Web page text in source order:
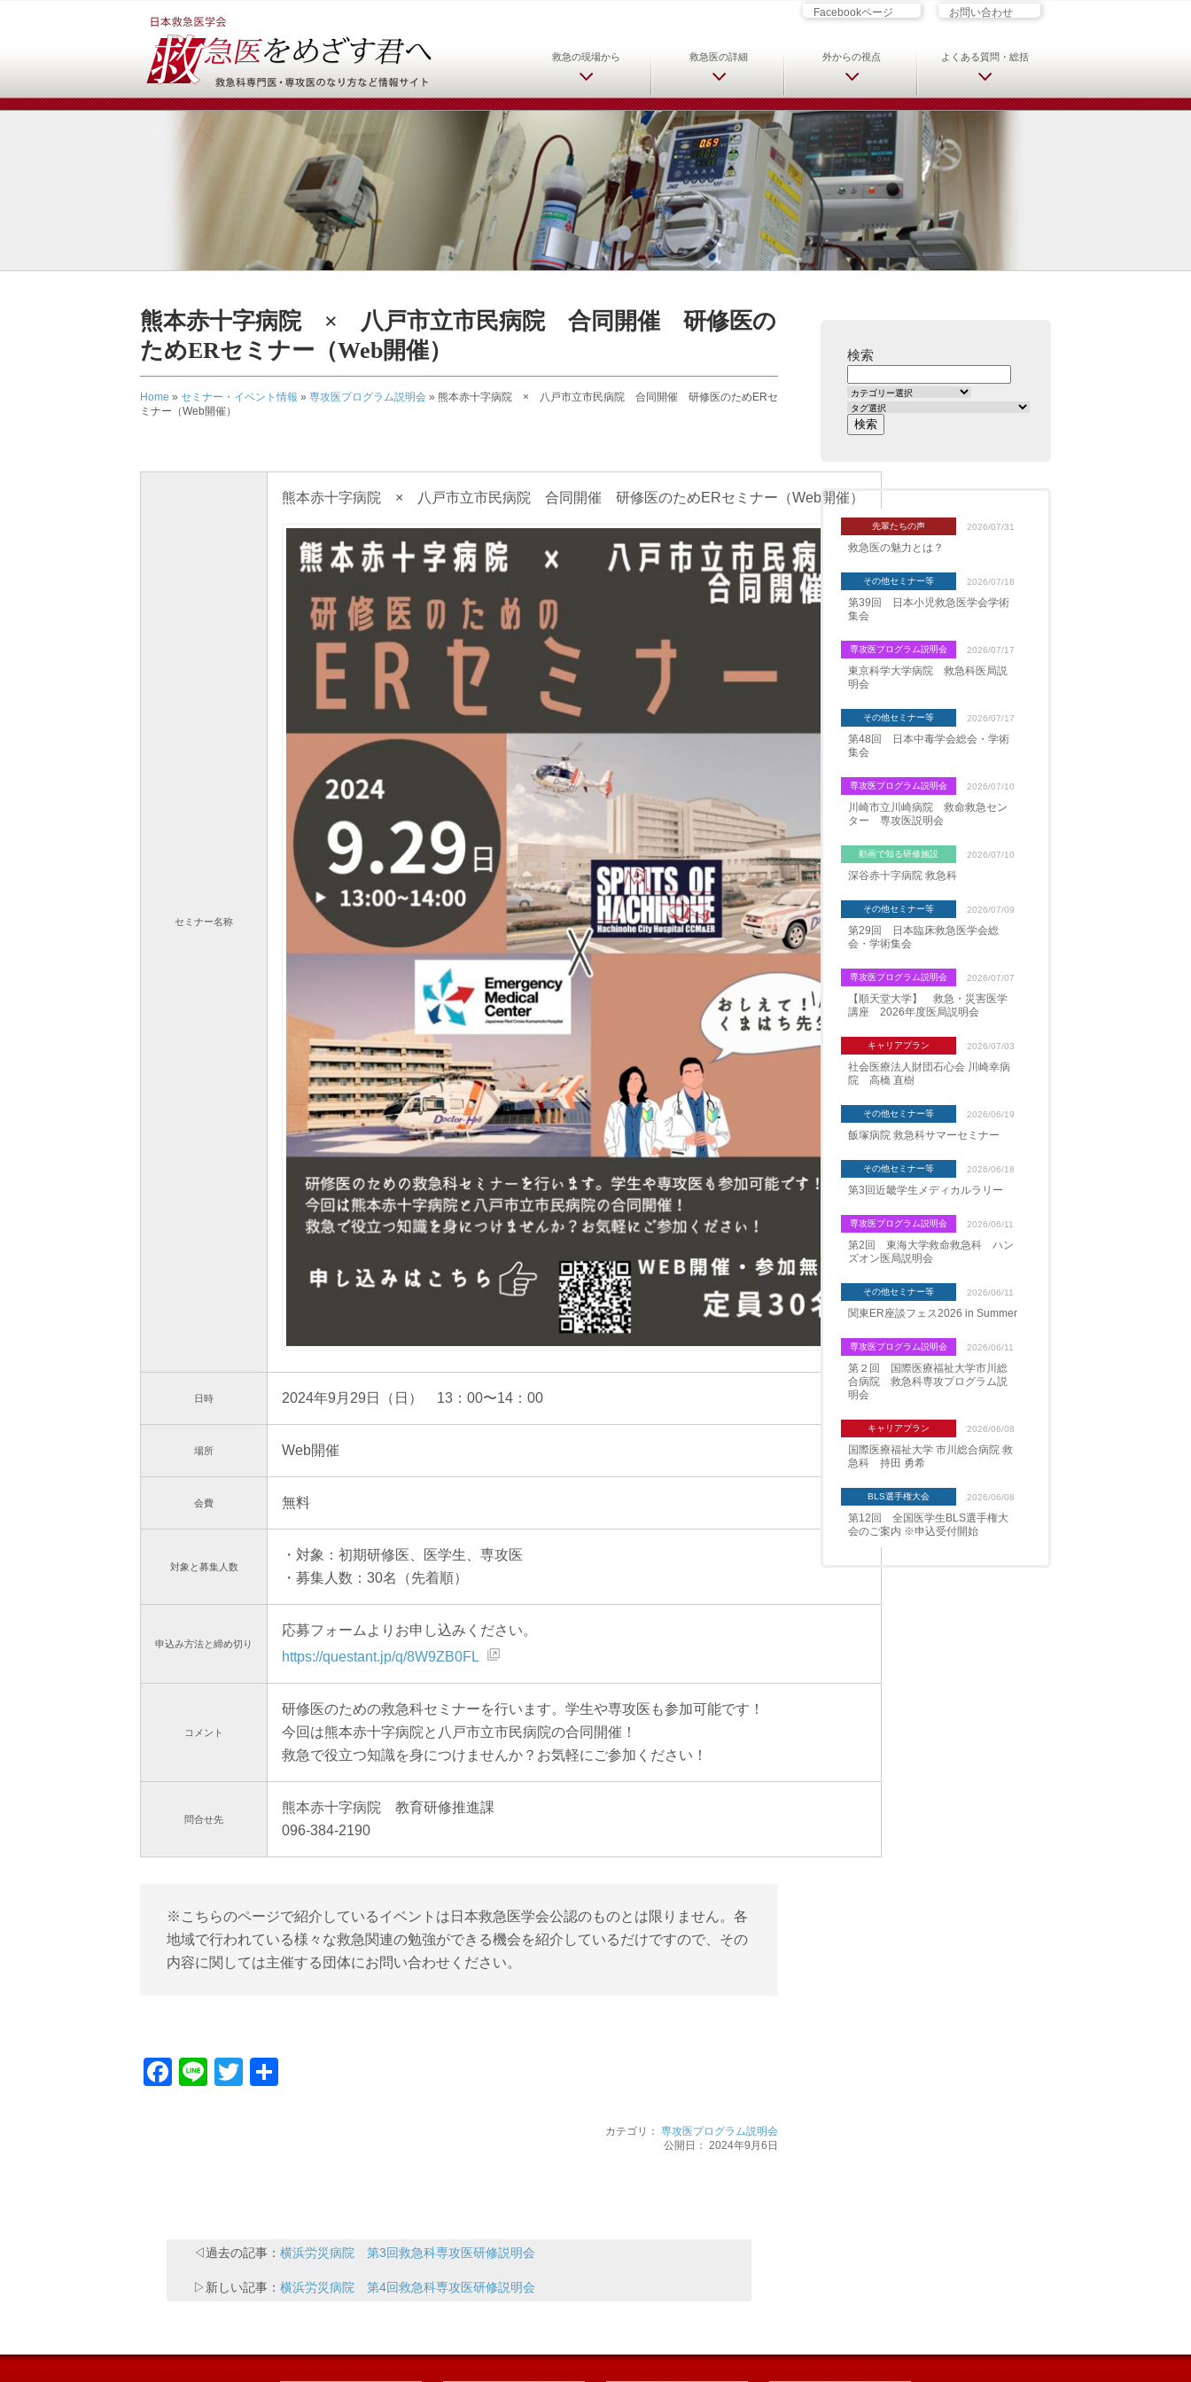
日本救急医学会 救急医をめざす君へ 救急科専門医・専攻医
Facebookページ お問い合わせ
救急の現場から 救急医の詳細 外からの視点 よくある質問・総括
熊本赤十字病院 × 八戸市立市民病院 合同開催 研修医の
ためERセミナー（Web開催）
Home » セミナー・イベント情報 » 専攻医プログラム説明会 » 熊本赤十字病院 × 八戸市立市民病院 合同開催 研修医のためERセ
ミナー（Web開催）
セミナー名称
熊本赤十字病院 × 八戸市立市民病院 合同開催 研修医のためERセミナー（Web開催）
日時 2024年9月29日（日） 13：00〜14：00
場所 Web開催
会費 無料
対象と募集人数
・対象：初期研修医、医学生、専攻医
・募集人数：30名（先着順）
申込み方法と締め切り
応募フォームよりお申し込みください。
https://questant.jp/q/8W9ZB0FL
コメント
研修医のための救急科セミナーを行います。学生や専攻医も参加可能です！
今回は熊本赤十字病院と八戸市立市民病院の合同開催！
救急で役立つ知識を身につけませんか？お気軽にご参加ください！
問合せ先
熊本赤十字病院 教育研修推進課
096-384-2190
※こちらのページで紹介しているイベントは日本救急医学会公認のものとは限りません。各
地域で行われている様々な救急関連の勉強ができる機会を紹介しているだけですので、その
内容に関しては主催する団体にお問い合わせください。
Facebook
LineTwitter
カテゴリ： 専攻医プログラム説明会
公開日： 2024年9月6日
◁過去の記事： 横浜労災病院 第3回救急科専攻医研修説明会
▷新しい記事： 横浜労災病院 第4回救急科専攻医研修説明会
検索
先輩たちの声 2026/07/31
救急医の魅力とは？
その他セミナー等 2026/07/18
第39回 日本小児救急医学会学術
集会
専攻医プログラム説明会 2026/07/17
東京科学大学病院 救急科医局説
明会
その他セミナー等 2026/07/17
第48回 日本中毒学会総会・学術
集会
専攻医プログラム説明会 2026/07/10
川崎市立川崎病院 救命救急セン
ター 専攻医説明会
動画で知る研修施設 2026/07/10
深谷赤十字病院 救急科
その他セミナー等 2026/07/09
第29回 日本臨床救急医学会総
会・学術集会
専攻医プログラム説明会 2026/07/07
【順天堂大学】 救急・災害医学
講座 2026年度医局説明会
キャリアプラン 2026/07/03
社会医療法人財団石心会 川崎幸病
院 高橋 直樹
その他セミナー等 2026/06/19
飯塚病院 救急科サマーセミナー
その他セミナー等 2026/06/18
第3回近畿学生メディカルラリー
専攻医プログラム説明会 2026/06/11
第2回 東海大学救命救急科 ハン
ズオン医局説明会
その他セミナー等 2026/06/11
関東ER座談フェス2026 in Summer
専攻医プログラム説明会 2026/06/11
第２回 国際医療福祉大学市川総
合病院 救急科専攻プログラム説
明会
キャリアプラン 2026/06/08
国際医療福祉大学 市川総合病院 救
急科 持田 勇希
BLS選手権大会 2026/06/08
第12回 全国医学生BLS選手権大
会のご案内 ※申込受付開始